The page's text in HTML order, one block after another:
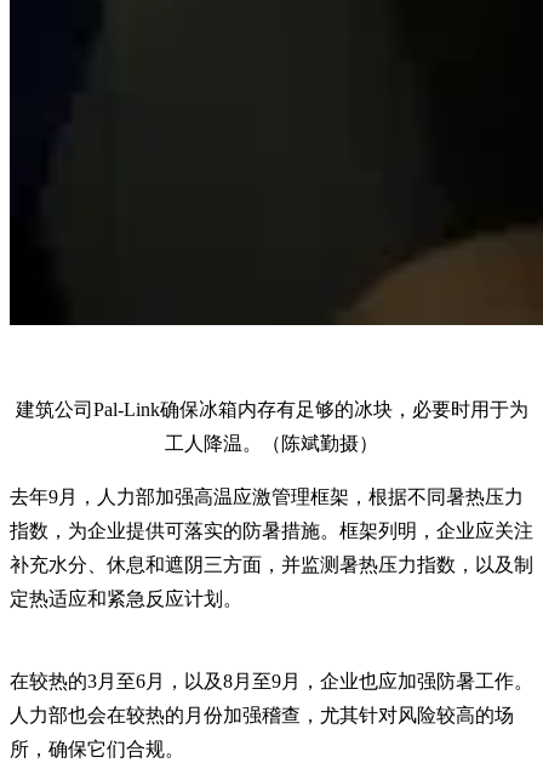
建筑公司Pal-Link确保冰箱内存有足够的冰块，必要时用于为
工人降温。（陈斌勤摄）
去年9月，人力部加强高温应激管理框架，根据不同暑热压力
指数，为企业提供可落实的防暑措施。框架列明，企业应关注
补充水分、休息和遮阴三方面，并监测暑热压力指数，以及制
定热适应和紧急反应计划。
在较热的3月至6月，以及8月至9月，企业也应加强防暑工作。
人力部也会在较热的月份加强稽查，尤其针对风险较高的场
所，确保它们合规。